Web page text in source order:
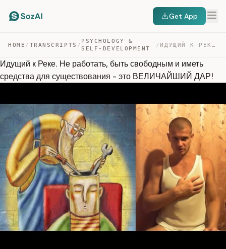
Get App
HOME / TRANSCRIPTS /
PSYCHOLOGY &
SELF-DEVELOPMENT
/ ИДУЩИЙ К РЕКЕ. НЕ РАБОТАТЬ, БЫТЬ СВОБОДНЫМ И ИМЕТЬ СРЕД… — TRANSCRIPT
Идущий к Реке. Не работать, быть свободным и иметь
средства для существования - это ВЕЛИЧАЙШИЙ ДАР!